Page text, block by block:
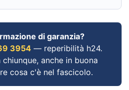
di garanzia?
3954 — reperibilità h24.
anche in buona
cosa c'è nel fascicolo.